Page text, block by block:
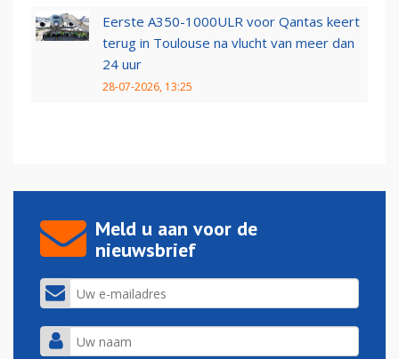
Eerste A350-1000ULR voor Qantas keert
terug in Toulouse na vlucht van meer dan
24 uur
28-07-2026, 13:25
Meld u aan voor de
nieuwsbrief